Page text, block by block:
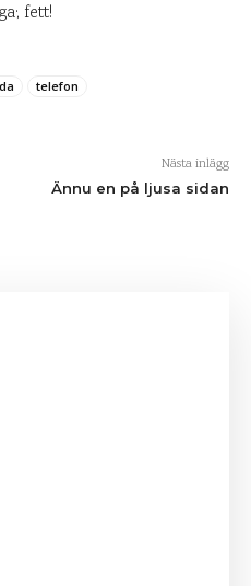
fett!
telefon
Nästa inlägg
Ännu en på ljusa sidan